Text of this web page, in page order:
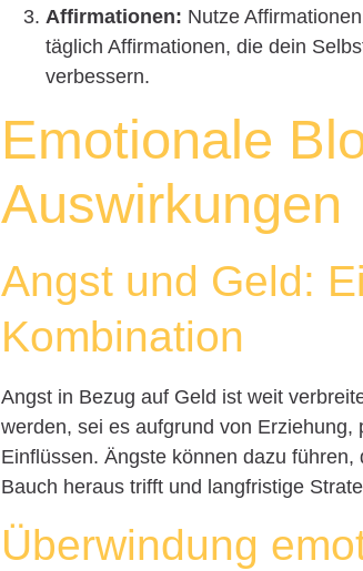
Affirmationen: Nutze
täglich Affirmationen, die dein
verbessern.
Emotionale
Auswirkungen
Angst und Geld:
Kombination
Angst in Bezug auf Geld ist weit
werden, sei es aufgrund von
Einflüssen. Ängste können dazu
Bauch heraus trifft und langfristige
Überwindung